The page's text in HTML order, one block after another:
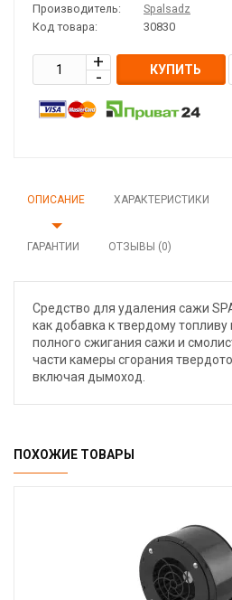
Производитель:
Spalsadz
Код товара:
30830
КУПИТЬ
ОПИСАНИЕ ХАРАКТЕРИСТИКИ
ГАРАНТИИ ОТЗЫВЫ (0)
Средство для удаления сажи
как добавка к твердому
полного сжигания сажи и
части камеры сгорания
включая дымоход.
ПОХОЖИЕ ТОВАРЫ